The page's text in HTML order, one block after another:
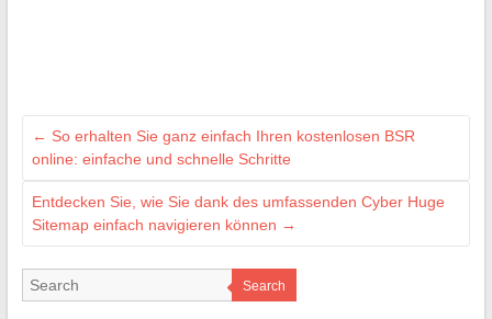
← So erhalten Sie ganz einfach Ihren kostenlosen BSR
online: einfache und schnelle Schritte
Entdecken Sie, wie Sie dank des umfassenden Cyber Huge
Sitemap einfach navigieren können →
Search